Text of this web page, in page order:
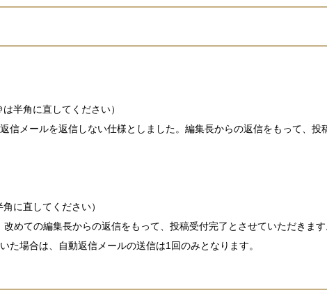
は半角に直してください）
信メールを返信しない仕様としました。編集長からの返信をもって、投
角に直してください）
めての編集長からの返信をもって、投稿受付完了とさせていただきます
場合は、自動返信メールの送信は1回のみとなります。